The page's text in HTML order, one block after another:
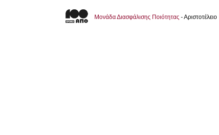
Μονάδα Διασφάλισης Ποιότητας -